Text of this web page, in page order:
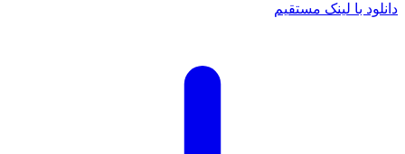
دانلود با لینک مستقیم